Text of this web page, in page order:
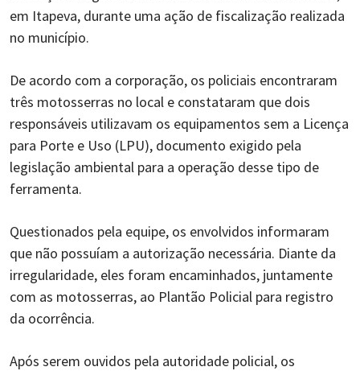
em Itapeva, durante uma ação de fiscalização realizada
no município.
De acordo com a corporação, os policiais encontraram
três motosserras no local e constataram que dois
responsáveis utilizavam os equipamentos sem a Licença
para Porte e Uso (LPU), documento exigido pela
legislação ambiental para a operação desse tipo de
ferramenta.
Questionados pela equipe, os envolvidos informaram
que não possuíam a autorização necessária. Diante da
irregularidade, eles foram encaminhados, juntamente
com as motosserras, ao Plantão Policial para registro
da ocorrência.
Após serem ouvidos pela autoridade policial, os